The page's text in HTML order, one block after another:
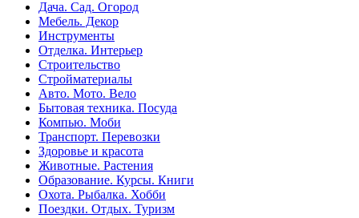
Дача. Сад. Огород
Мебель. Декор
Инструменты
Отделка. Интерьер
Строительство
Стройматериалы
Авто. Мото. Вело
Бытовая техника. Посуда
Компью. Моби
Транспорт. Перевозки
Здоровье и красота
Животные. Растения
Образование. Курсы. Книги
Охота. Рыбалка. Хобби
Поездки. Отдых. Туризм